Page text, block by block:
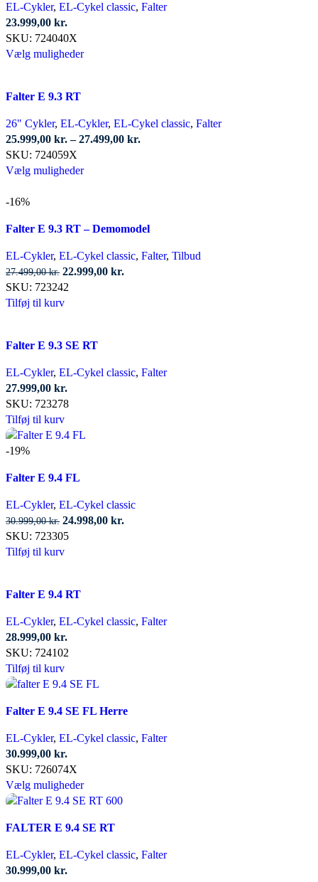
Mulighederne
EL-Cykler, EL-Cykel classic, Falter
23.999,00 kr.
SKU: 724040X
Vælg mulighederDette
Mulighederne
kan
Falter E 9.3 RT
26" Cykler, EL-Cykler, EL-Cykel classic, Falter
25.999,00 kr. – 27.499,00 kr.
SKU: 724059X
Vælg mulighederDette
varianter.
kan
vælges
-16%
Falter E 9.3 RT – Demomodel
EL-Cykler, EL-Cykel classic, Falter, Tilbud
27.499,00kr. Den
oprindelige
pris
22.999,00 kr.
SKU: 723242
Tilføj til kurv
Falter E 9.3 SE RT
EL-Cykler, EL-Cykel classic, Falter
27.999,00 kr.
SKU: 723278
Tilføj til kurv
-19%
Falter E 9.4 FL
EL-Cykler, EL-Cykel classic
30.999,00kr. Den
oprindelige
pris
24.998,00 kr.
SKU: 723305
Tilføj til kurv
Falter E 9.4 RT
EL-Cykler, EL-Cykel classic, Falter
28.999,00 kr.
SKU: 724102
Tilføj til kurv
Falter E 9.4 SE FL Herre
EL-Cykler, EL-Cykel classic, Falter
30.999,00 kr.
SKU: 726074X
Vælg mulighederDette
vare
flere
Mulighederne
FALTER E 9.4 SE RT
EL-Cykler, EL-Cykel classic, Falter
30.999,00 kr.